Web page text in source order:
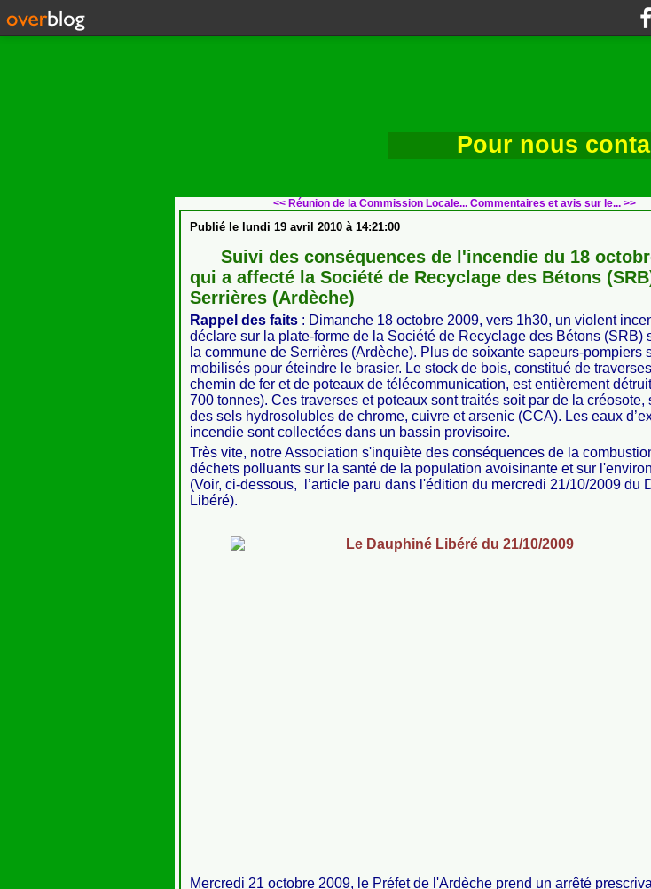
Pour nous
<< Réunion de la Commission Locale... Commentaires et avis sur le... >>
Publié le lundi 19 avril 2010 à 14:21:00
Suivi des conséquences de l'incendie du 18
qui a affecté la Société de Recyclage des Bétons
Serrières (Ardèche)
Rappel des faits : Dimanche 18 octobre 2009, vers 1h30, un violent
déclare sur la plate-forme de la Société de Recyclage des Bétons (SRB)
la commune de Serrières (Ardèche). Plus de soixante sapeurs-pompiers
mobilisés pour éteindre le brasier. Le stock de bois, constitué de
chemin de fer et de poteaux de télécommunication, est entièrement
700 tonnes). Ces traverses et poteaux sont traités soit par de la créosote,
des sels hydrosolubles de chrome, cuivre et arsenic (CCA). Les eaux
incendie sont collectées dans un bassin provisoire.
Très vite, notre Association s'inquiète des conséquences de la
déchets polluants sur la santé de la population avoisinante et sur
(Voir, ci-dessous,
l’article paru dans l'édition du mercredi 21/10/2009 du
Libéré).
Mercredi 21 octobre 2009, le Préfet de l'Ardèche prend un arrêté